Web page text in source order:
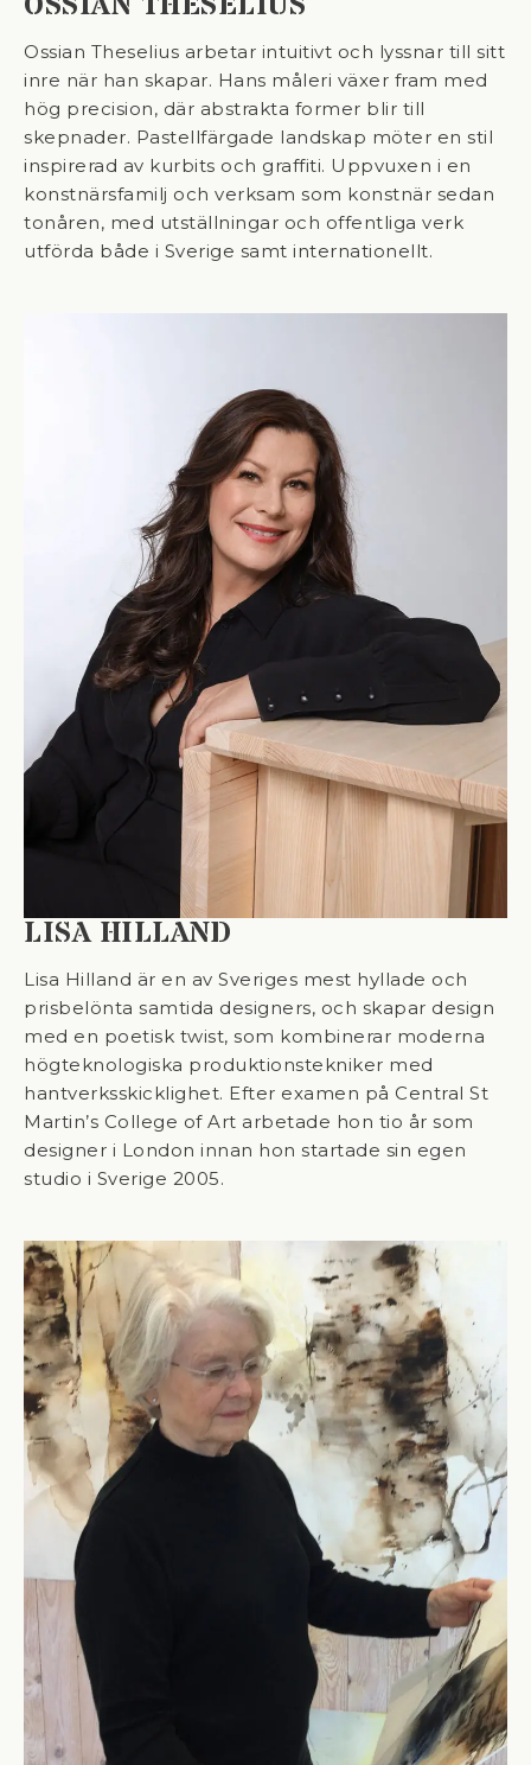
Ossian Theselius arbetar intuitivt och lyssnar till sitt
inre när han skapar. Hans måleri växer fram med
hög precision, där abstrakta former blir till
skepnader. Pastellfärgade landskap möter en stil
inspirerad av kurbits och graffiti. Uppvuxen i en
konstnärsfamilj och verksam som konstnär sedan
tonåren, med utställningar och offentliga verk
utförda både i Sverige samt internationellt.
LISA HILLAND
Lisa Hilland är en av Sveriges mest hyllade och
prisbelönta samtida designers, och skapar design
med en poetisk twist, som kombinerar moderna
högteknologiska produktionstekniker med
hantverksskicklighet. Efter examen på Central St
Martin’s College of Art arbetade hon tio år som
designer i London innan hon startade sin egen
studio i Sverige 2005.